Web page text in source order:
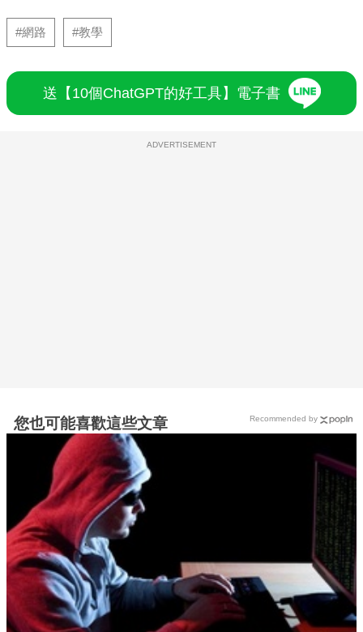
#網路 #教學
送【10個ChatGPT的好工具】電子書
ADVERTISEMENT
您也可能喜歡這些文章 Recommended by